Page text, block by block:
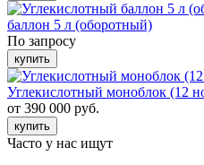
баллон 5 л (оборотный)
По запросу
купить
Углекислотный моноблок (12
от 390 000 руб.
купить
Часто у нас ищут